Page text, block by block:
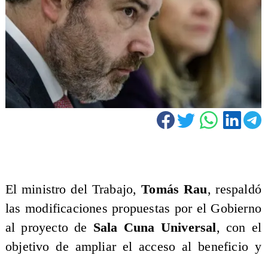
El ministro del Trabajo,Tomás Rau, respaldó
las modificaciones propuestas por el Gobierno
al proyecto de Sala Cuna Universal, con el
objetivo de ampliar el acceso al beneficio y